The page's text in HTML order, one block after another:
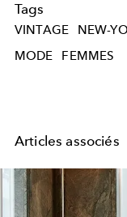
Tags
VINTAGE NEW-
MODE
FEMMES
Articles associés